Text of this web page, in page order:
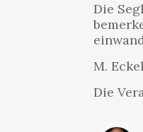
Die
M. Eckel
Die